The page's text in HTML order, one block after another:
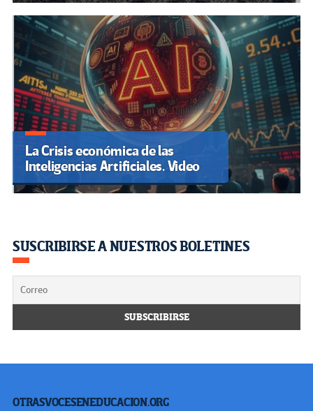
La Crisis económica de las
Inteligencias Artificiales. Video
SUSCRIBIRSE A NUESTROS BOLETINES
OTRASVOCESENEDUCACION.ORG